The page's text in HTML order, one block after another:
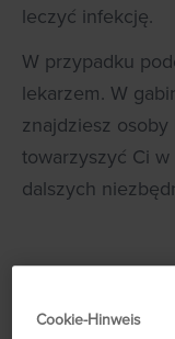
leczyć infekcję.
W przypadku
lekarzem. W
znajdziesz
towarzyszyć Ci
dalszych
Cookie-Hinweis